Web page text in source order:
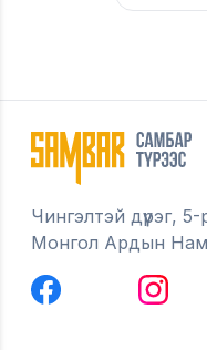
Чингэлтэй дүүрэг,
Монгол Ардын